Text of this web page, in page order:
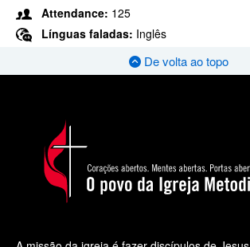
Attendance: 125
Línguas faladas: Inglês
De volta ao topo